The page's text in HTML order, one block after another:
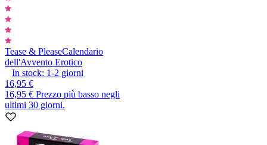
Tease & PleaseCalendario
dell'Avvento Erotico
In stock: 1-2 giorni
16,95 €
16,95 € Prezzo più basso negli
ultimi 30 giorni.